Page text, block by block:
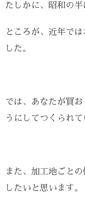
たしかに、昭和の半
ところが、近年で
した。
では、あなたが買
うにしてつくられて
また、加工地ごと
したいと思います。